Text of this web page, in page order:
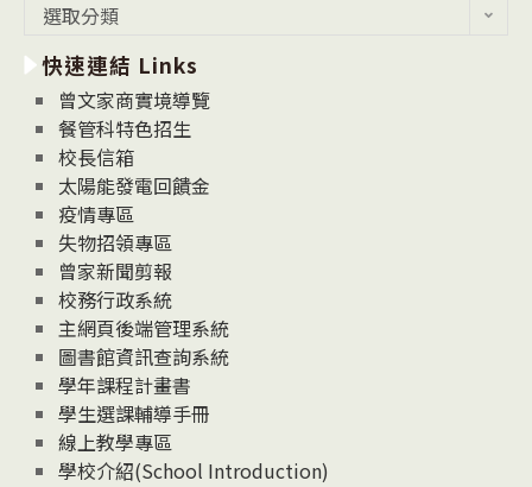
消
息
News
選取分類
快速連結 Links
曾文家商實境導覽
餐管科特色招生
校長信箱
太陽能發電回饋金
疫情專區
失物招領專區
曾家新聞剪報
校務行政系統
主網頁後端管理系統
圖書館資訊查詢系統
學年課程計畫書
學生選課輔導手冊
線上教學專區
學校介紹(School Introduction)